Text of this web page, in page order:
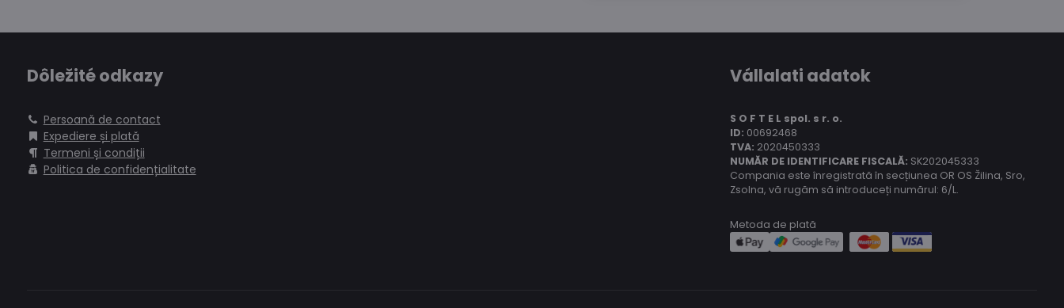
Dôležité odkazy
Persoană de contact
Expediere și plată
Termeni și condiții
Politica de confidențialitate
Vállalati adatok
S O F T E L spol. s r. o.
ID: 00692468
TVA: 2020450333
NUMĂR DE IDENTIFICARE FISCALĂ: SK202045333
Compania este înregistrată în secțiunea OR OS Žilina, Sro,
Zsolna, vă rugăm să introduceți numărul: 6/L.
Metoda de plată